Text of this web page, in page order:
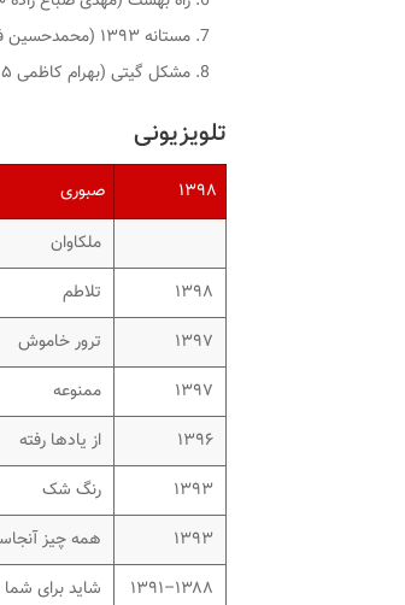
مستانه ۱۳۹۳ (محمدحسین فرحبخش)
مشکل گیتی (بهرام کاظمی ۱۳۹۵)
تلویزیونی
۱۳۹۸ صبوری
ملکاوان
۱۳۹۸
تلاطم
۱۳۹۷
ترور خاموش
۱۳۹۷
ممنوعه
۱۳۹۶
از یادها رفته
۱۳۹۳
رنگ شک
۱۳۹۳
همه چیز
۱۳۸۸–۱۳۹۱
شاید برای